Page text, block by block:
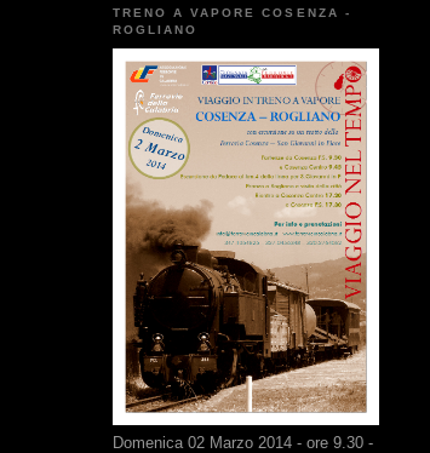
TRENO A VAPORE COSENZA -
ROGLIANO
Domenica 02 Marzo 2014 - ore 9.30 -